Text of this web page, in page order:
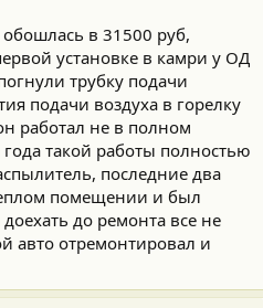
в 31500 руб,
установке в камри у ОД
трубку подачи
подачи воздуха в горелку
работал не в полном
такой работы полностью
последние два
помещении и был
до ремонта все не
авто отремонтировал и